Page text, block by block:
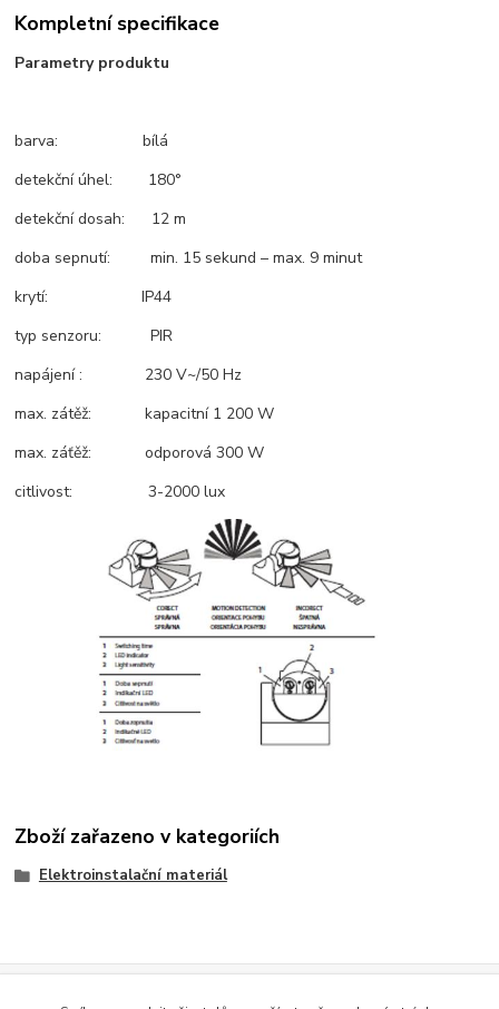
Kompletní specifikace
Parametry produktu
barva: bílá
detekční úhel: 180°
detekční dosah: 12 m
doba sepnutí: min. 15 sekund – max. 9 minut
krytí: IP44
typ senzoru: PIR
napájení : 230 V~/50 Hz
max. zátěž: kapacitní 1 200 W
max. záťěž: odporová 300 W
citlivost: 3-2000 lux
Zboží zařazeno v kategoriích
Elektroinstalační materiál
Evidence Tržeb